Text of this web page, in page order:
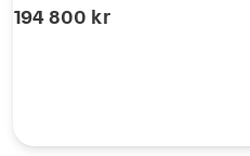
194 800 kr